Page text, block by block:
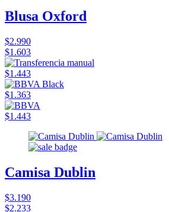
Blusa Oxford
$2.990
$1.603
$1.443
$1.363
$1.443
Camisa Dublin
$3.190
$2.233